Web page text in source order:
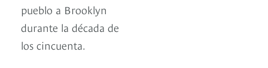
pueblo a Brooklyn
durante la década de
los cincuenta.